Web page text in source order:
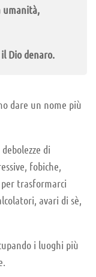
umanità,
Dio denaro.
dare un nome più
di
fobiche,
per trasformarci
avari di sè,
i luoghi più